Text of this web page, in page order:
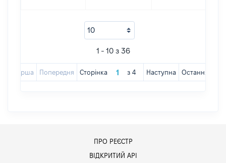
1 - 10 з 36
Перша Попередня Сторінка з 4 Наступна Остання
ПРО РЕЄСТР
ВІДКРИТИЙ АРІ